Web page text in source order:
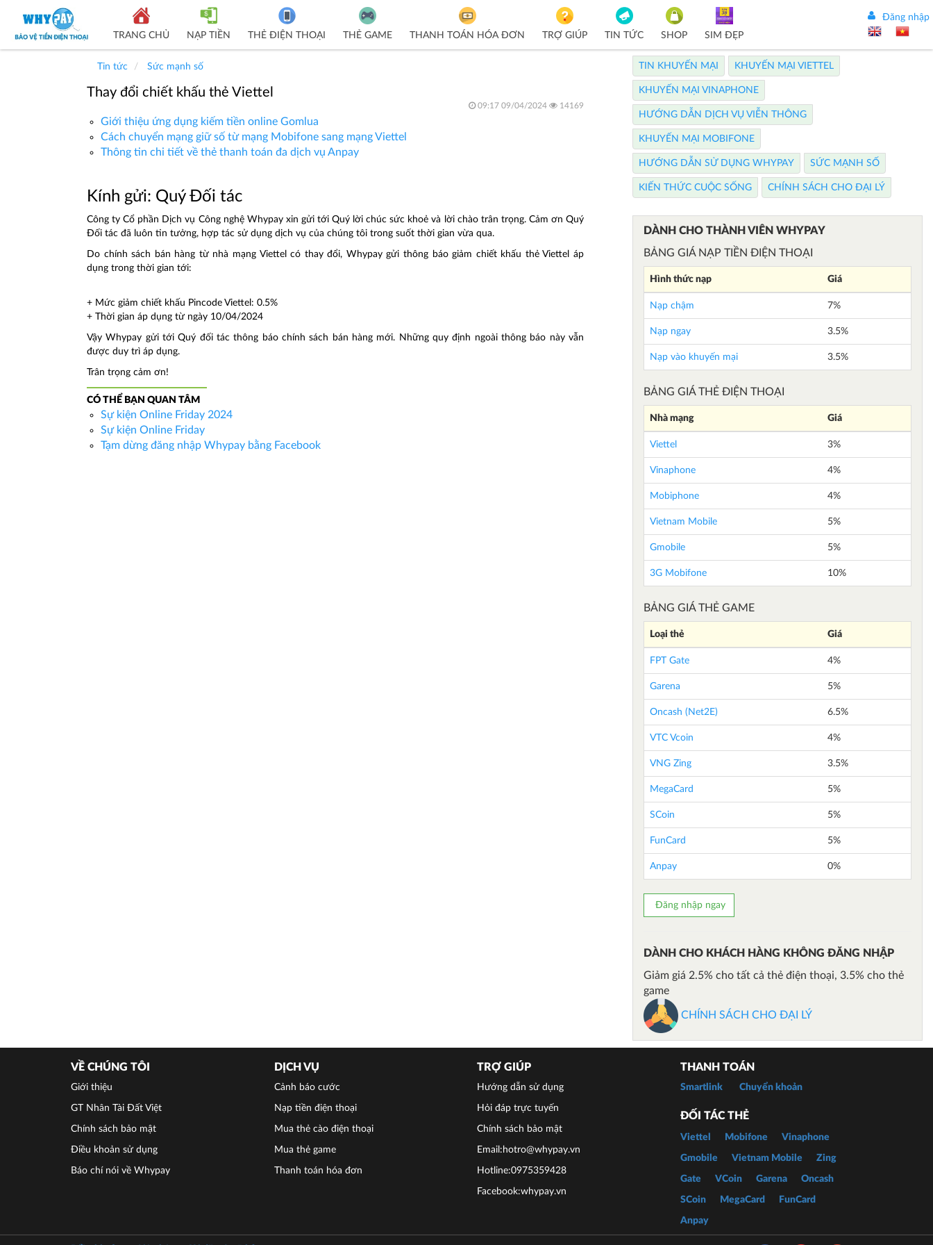
TRANG CHỦ NẠP TIỀN THẺ ĐIỆN THOẠI THẺ GAME THANH TOÁN HÓA ĐƠN TRỢ GIÚP TIN TỨC SHOP SIM ĐẸP
Đăng nhập
Tin tức Sức mạnh số
Thay đổi chiết khấu thẻ Viettel
09:17 09/04/2024 14169
Giới thiệu ứng dụng kiếm tiền online Gomlua
Cách chuyển mạng giữ số từ mạng Mobifone sang mạng Viettel
Thông tin chi tiết về thẻ thanh toán đa dịch vụ Anpay
Kính gửi: Quý Đối tác
Công ty Cổ phần Dịch vụ Công nghệ Whypay xin gửi tới Quý lời chúc sức khoẻ và lời chào trân trọng. Cảm ơn Quý
Đối tác đã luôn tin tưởng, hợp tác sử dụng dịch vụ của chúng tôi trong suốt thời gian vừa qua.
Do chính sách bán hàng từ nhà mạng Viettel có thay đổi, Whypay gửi thông báo giảm chiết khấu thẻ Viettel áp
dụng trong thời gian tới:
+ Mức giảm chiết khấu Pincode Viettel: 0.5%
+ Thời gian áp dụng từ ngày 10/04/2024
Vậy Whypay gửi tới Quý đối tác thông báo chính sách bán hàng mới. Những quy định ngoài thông báo này vẫn
được duy trì áp dụng.
Trân trọng cảm ơn!
CÓ THỂ BẠN QUAN TÂM
Sự kiện Online Friday 2024
Sự kiện Online Friday
Tạm dừng đăng nhập Whypay bằng Facebook
TIN KHUYẾN MẠI KHUYẾN MẠI VIETTEL
KHUYẾN MẠI VINAPHONE
HƯỚNG DẪN DỊCH VỤ VIỄN THÔNG
KHUYẾN MẠI MOBIFONE
HƯỚNG DẪN SỬ DỤNG WHYPAY SỨC MẠNH SỐ
KIẾN THỨC CUỘC SỐNG CHÍNH SÁCH CHO ĐẠI LÝ
DÀNH CHO THÀNH VIÊN WHYPAY
BẢNG GIÁ NẠP TIỀN ĐIỆN THOẠI
Hình thức nạp Giá
Nạp chậm 7%
Nạp ngay 3.5%
Nạp vào khuyến mại 3.5%
BẢNG GIÁ THẺ ĐIỆN THOẠI
Nhà mạng Giá
Viettel 3%
Vinaphone 4%
Mobiphone 4%
Vietnam Mobile 5%
Gmobile 5%
3G Mobifone 10%
BẢNG GIÁ THẺ GAME
Loại thẻ Giá
FPT Gate 4%
Garena 5%
Oncash (Net2E) 6.5%
VTC Vcoin 4%
VNG Zing 3.5%
MegaCard 5%
SCoin 5%
FunCard 5%
Anpay 0%
Đăng nhập ngay
DÀNH CHO KHÁCH HÀNG KHÔNG ĐĂNG NHẬP
Giảm giá 2.5% cho tất cả thẻ điện thoại, 3.5% cho thẻ
game
CHÍNH SÁCH CHO ĐẠI LÝ
VỀ CHÚNG TÔI
Giới thiệu
GT Nhân Tài Đất Việt
Chính sách bảo mật
Điều khoản sử dụng
Báo chí nói về Whypay
DỊCH VỤ
Cảnh báo cước
Nạp tiền điện thoại
Mua thẻ cào điện thoại
Mua thẻ game
Thanh toán hóa đơn
TRỢ GIÚP
Hướng dẫn sử dụng
Hỏi đáp trực tuyến
Chính sách bảo mật
Email:hotro@whypay.vn
Hotline:0975359428
Facebook:whypay.vn
THANH TOÁN
Smartlink Chuyển khoản
ĐỐI TÁC THẺ
Viettel Mobifone Vinaphone
Gmobile Vietnam Mobile Zing
Gate VCoin Garena Oncash
SCoin MegaCard FunCard
Anpay